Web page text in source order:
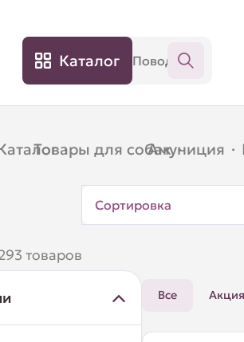
Каталог
·
Товары для собак ·
Амуниция ·
товаров
Сортировка
Все